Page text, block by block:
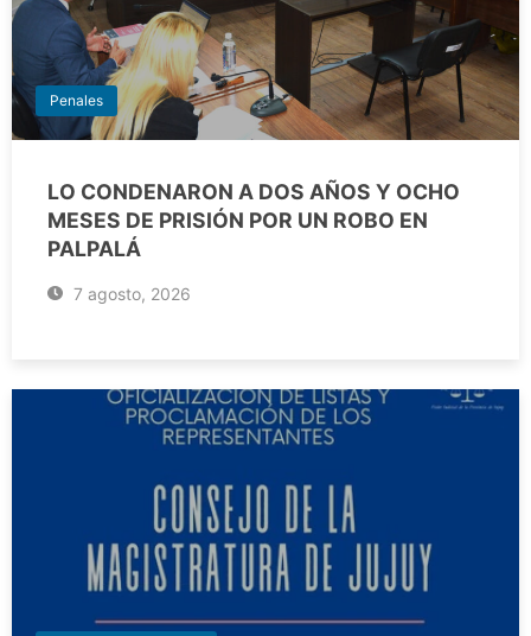
Penales
LO CONDENARON A DOS AÑOS Y OCHO
MESES DE PRISIÓN POR UN ROBO EN
PALPALÁ
7 agosto, 2026